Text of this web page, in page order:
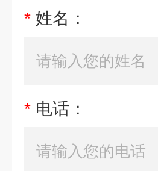
* 姓名：
* 电话：